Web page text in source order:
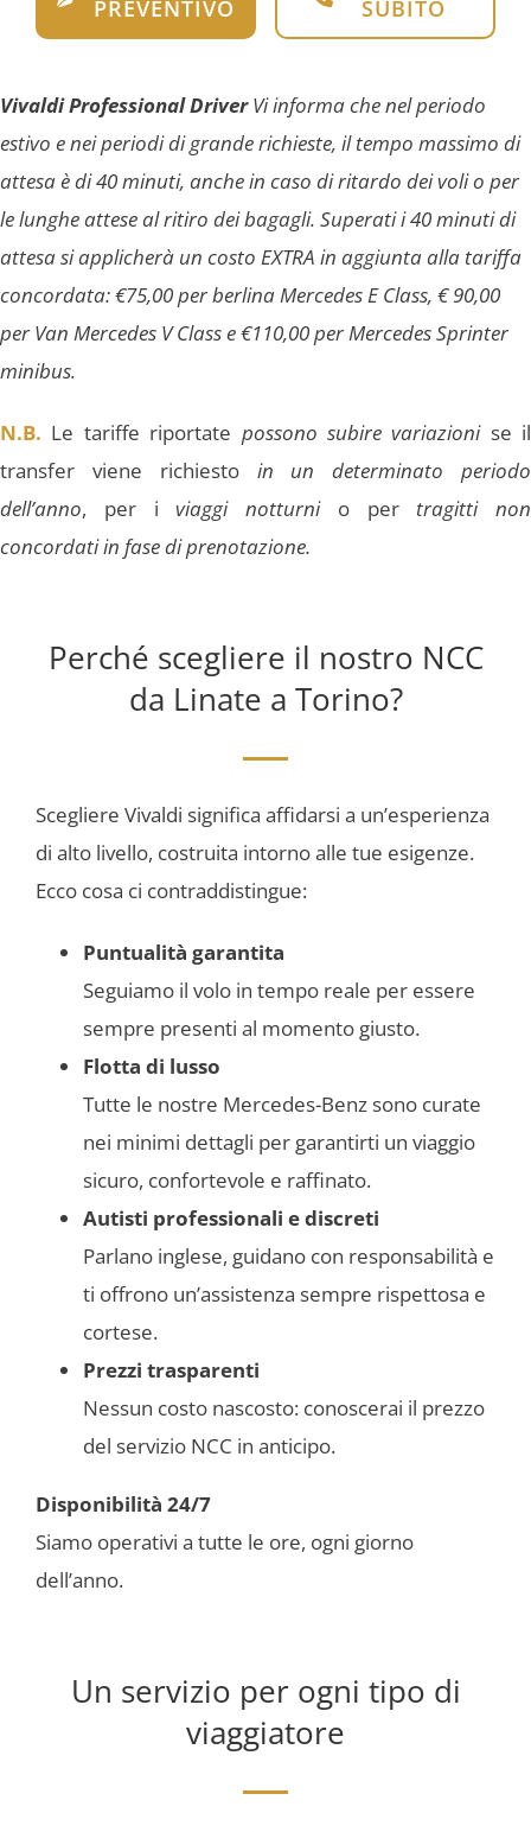
PREVENTIVO SUBITO
Vivaldi Professional DriverVi informa che nel periodo
estivo e nei periodi di grande richieste, il tempo massimo di
attesa è di 40 minuti, anche in caso di ritardo dei voli o per
le lunghe attese al ritiro dei bagagli. Superati i 40 minuti di
attesa si applicherà un costo EXTRA in aggiunta alla tariffa
concordata: €75,00 per berlina Mercedes E Class, € 90,00
per Van Mercedes V Class e €110,00 per Mercedes Sprinter
minibus.
N.B. Le tariffe riportate possono subire variazionise il
transfer viene richiesto in un determinato periodo
dell’anno, per iviaggi notturnio per tragitti non
concordati in fase di prenotazione.
Perché scegliere il nostro NCC
da Linate a Torino?
Scegliere Vivaldi significa affidarsi a un’esperienza
di alto livello, costruita intorno alle tue esigenze.
Ecco cosa ci contraddistingue:
Puntualità garantita
Seguiamo il volo in tempo reale per essere
sempre presenti al momento giusto.
Flotta di lusso
Tutte le nostre Mercedes-Benz sono curate
nei minimi dettagli per garantirti un viaggio
sicuro, confortevole e raffinato.
Autisti professionali e discreti
Parlano inglese, guidano con responsabilità e
ti offrono un’assistenza sempre rispettosa e
cortese.
Prezzi trasparenti
Nessun costo nascosto: conoscerai il prezzo
del servizio NCC in anticipo.
Disponibilità 24/7
Siamo operativi a tutte le ore, ogni giorno
dell’anno.
Un servizio per ogni tipo di
viaggiatore